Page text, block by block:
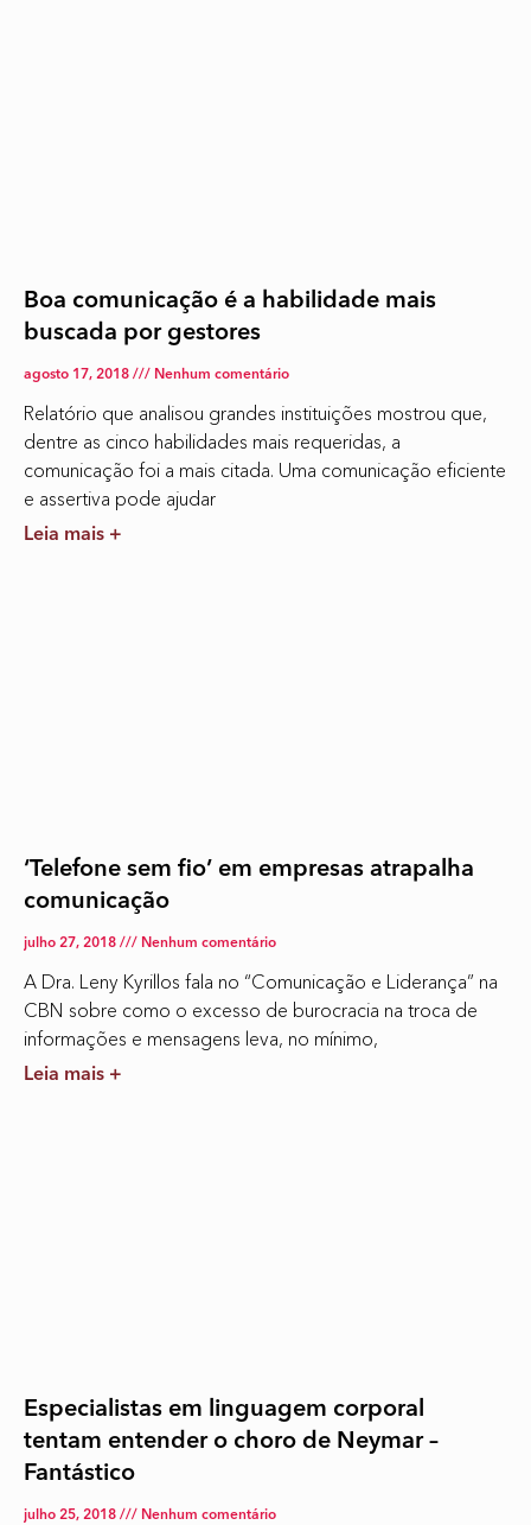
Boa comunicação é a habilidade mais
buscada por gestores
agosto 17, 2018 Nenhum comentário
Relatório que analisou grandes instituições mostrou que,
dentre as cinco habilidades mais requeridas, a
comunicação foi a mais citada. Uma comunicação eficiente
e assertiva pode ajudar
Leia mais +
‘Telefone sem fio’ em empresas atrapalha
comunicação
julho 27, 2018 Nenhum comentário
A Dra. Leny Kyrillos fala no “Comunicação e Liderança” na
CBN sobre como o excesso de burocracia na troca de
informações e mensagens leva, no mínimo,
Leia mais +
Especialistas em linguagem corporal
tentam entender o choro de Neymar –
Fantástico
julho 25, 2018 Nenhum comentário